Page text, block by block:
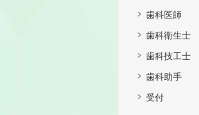
歯科医師
歯科衛生士
歯科技工士
歯科助手
受付